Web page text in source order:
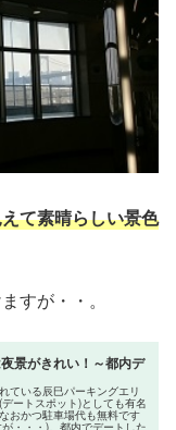
て素晴らしい景色
すが・・。
景がきれい！～都内デ
ている辰巳パーキングエリ
ートスポット)としても有名
おかつ駐車場代も無料です
・・・)。都内でデートした